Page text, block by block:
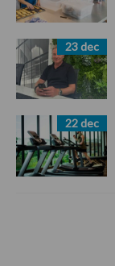
23 dec
22 dec